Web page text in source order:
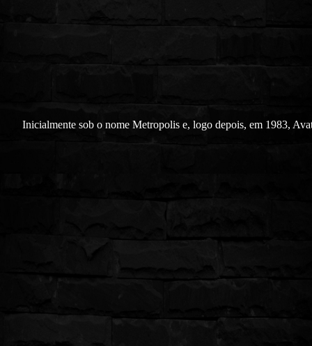
Inicialmente sob o nome Metropolis e, logo depois, em 1983,